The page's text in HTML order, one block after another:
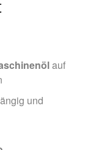
auf
und